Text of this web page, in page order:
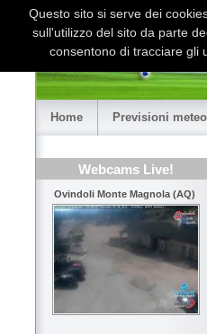
Home Previsioni meteo
Webcams Live!
Ovindoli Monte Magnola (AQ)
Questo sito si serve dei
sull'utilizzo del sito da parte
consentono di tracciare gli